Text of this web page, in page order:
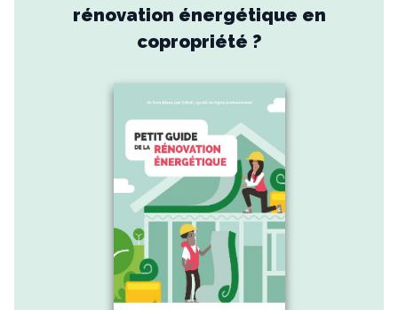
rénovation énergétique en
copropriété ?